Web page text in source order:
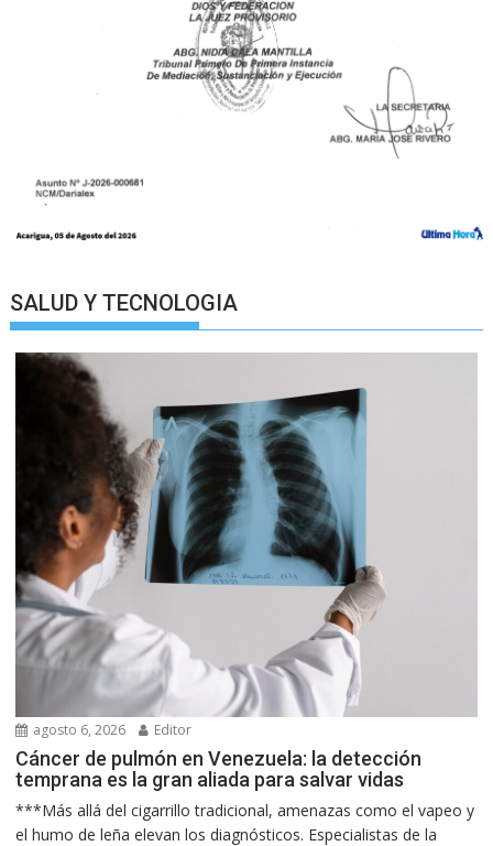
SALUD Y TECNOLOGIA
agosto 6, 2026 Editor
Cáncer de pulmón en Venezuela: la detección
temprana es la gran aliada para salvar vidas
***Más allá del cigarrillo tradicional, amenazas como el vapeo y
el humo de leña elevan los diagnósticos. Especialistas de la